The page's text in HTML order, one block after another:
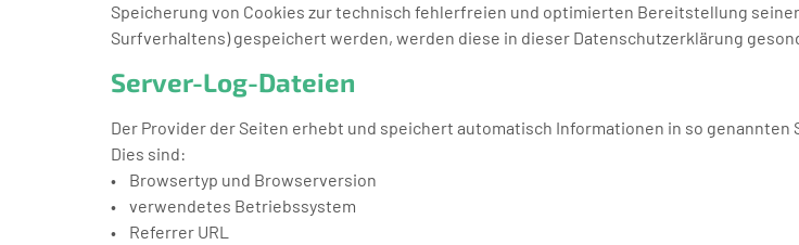
Speicherung von Cookies zur technisch fehlerfreien und optimierten Bereitstellung
Surfverhaltens) gespeichert werden, werden diese in dieser Datenschutzerklärung
Server-Log-Dateien
Der Provider der Seiten erhebt und speichert automatisch Informationen in so
Dies sind:
• Browsertyp und Browserversion
• verwendetes Betriebssystem
• Referrer URL